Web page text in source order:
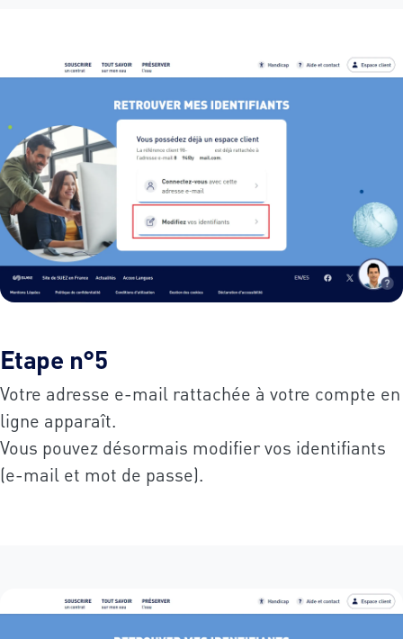
Etape n°5
Votre adresse e-mail rattachée à votre compte en
ligne apparaît.
Vous pouvez désormais modifier vos identifiants
(e-mail et mot de passe).